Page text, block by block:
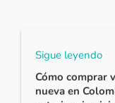
Sigue leyendo
Cómo comprar
nueva en